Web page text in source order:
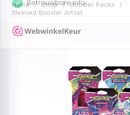
Home / Shop / Booster Packs /
Sleeved Booster Artset